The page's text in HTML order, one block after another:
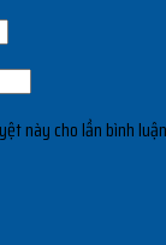
này cho lần bình